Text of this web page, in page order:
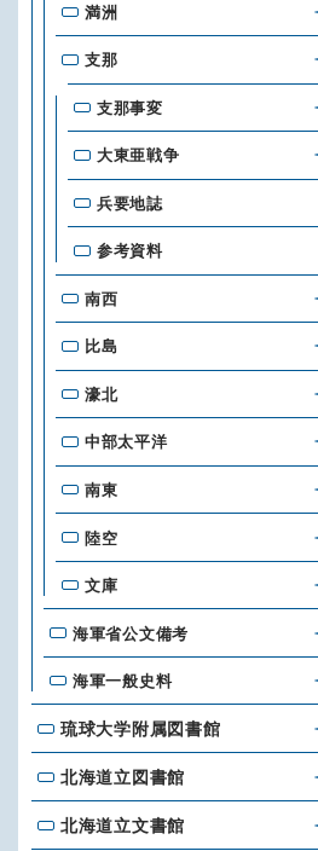
満洲
支那
支那事変
大東亜戦争
兵要地誌
参考資料
南西
比島
濠北
中部太平洋
南東
陸空
文庫
海軍省公文備考
海軍一般史料
琉球大学附属図書館
琉球大学附属図書館
北海道立図書館
北海道立図書館
北海道立文書館
北海道立文書館